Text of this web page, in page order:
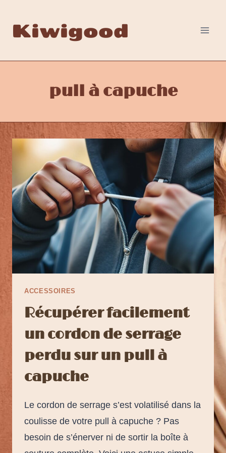
contenu
Kiwigood
pull à capuche
ACCESSOIRES
Récupérer facilement
un cordon de serrage
perdu sur un pull à
capuche
Le cordon de serrage s’est volatilisé dans la
coulisse de votre pull à capuche ? Pas
besoin de s’énerver ni de sortir la boîte à